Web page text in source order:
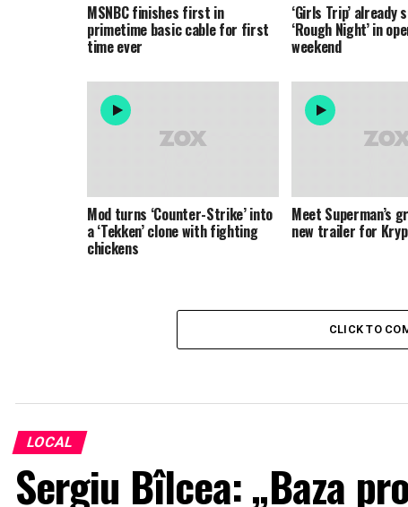
MSNBC finishes first in
primetime basic cable for first
time ever
‘Girls Trip’ already
‘Rough Night’ in
weekend
Mod turns ‘Counter-Strike’ into
a ‘Tekken’ clone with fighting
chickens
Meet Superman’s
new trailer for
CLICK TO
LOCAL
Sergiu Bîlcea: „Baza